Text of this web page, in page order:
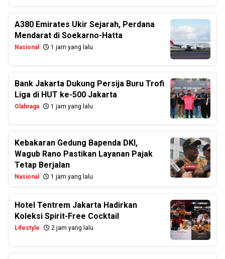
A380 Emirates Ukir Sejarah, Perdana
Mendarat di Soekarno-Hatta
Nasional 1 jam yang lalu
Bank Jakarta Dukung Persija Buru Trofi
Liga di HUT ke-500 Jakarta
Olahraga 1 jam yang lalu
Kebakaran Gedung Bapenda DKI,
Wagub Rano Pastikan Layanan Pajak
Tetap Berjalan
Nasional 1 jam yang lalu
Hotel Tentrem Jakarta Hadirkan
Koleksi Spirit-Free Cocktail
Lifestyle 2 jam yang lalu